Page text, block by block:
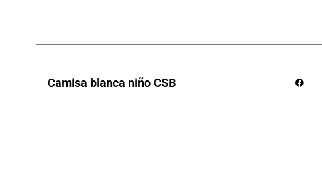
Camisa blanca niño CSB